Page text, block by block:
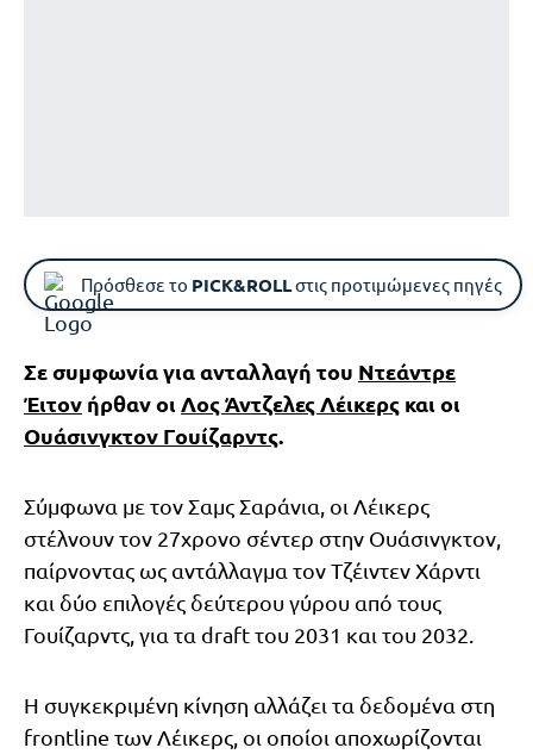
Πρόσθεσε το PICK&ROLLστις προτιμώμενες πηγές
Σε συμφωνία για ανταλλαγή του Ντεάντρε
Έιτον ήρθαν οι Λος Άντζελες Λέικερς και οι
Ουάσινγκτον Γουίζαρντς.
Σύμφωνα με τον Σαμς Σαράνια, οι Λέικερς
στέλνουν τον 27χρονο σέντερ στην Ουάσινγκτον,
παίρνοντας ως αντάλλαγμα τον Τζέιντεν Χάρντι
και δύο επιλογές δεύτερου γύρου από τους
Γουίζαρντς, για τα draft του 2031 και του 2032.
Η συγκεκριμένη κίνηση αλλάζει τα δεδομένα στη
frontline των Λέικερς, οι οποίοι αποχωρίζονται